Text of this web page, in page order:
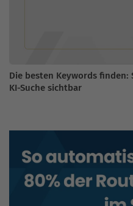
Die besten Keywords
KI-Suche sichtbar